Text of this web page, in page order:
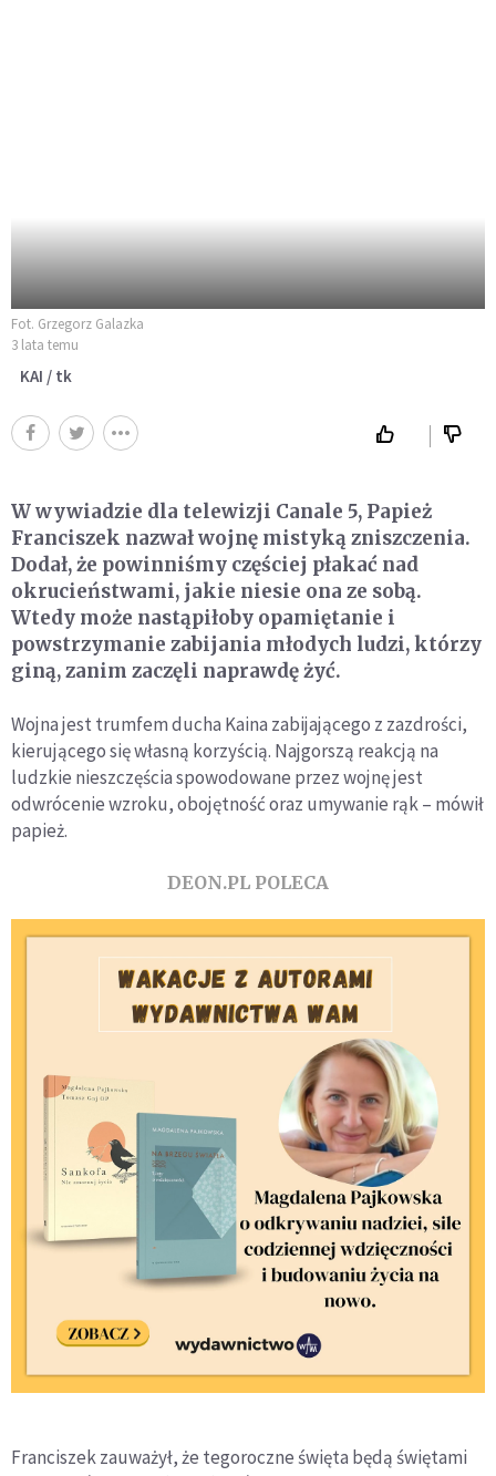
Fot. Grzegorz Galazka
3 lata temu
KAI / tk
W wywiadzie dla telewizji Canale 5, Papież
Franciszek nazwał wojnę mistyką zniszczenia.
Dodał, że powinniśmy częściej płakać nad
okrucieństwami, jakie niesie ona ze sobą.
Wtedy może nastąpiłoby opamiętanie i
powstrzymanie zabijania młodych ludzi, którzy
giną, zanim zaczęli naprawdę żyć.
Wojna jest trumfem ducha Kaina zabijającego z zazdrości,
kierującego się własną korzyścią. Najgorszą reakcją na
ludzkie nieszczęścia spowodowane przez wojnę jest
odwrócenie wzroku, obojętność oraz umywanie rąk – mówił
papież.
DEON.PL POLECA
Franciszek zauważył, że tegoroczne święta będą świętami